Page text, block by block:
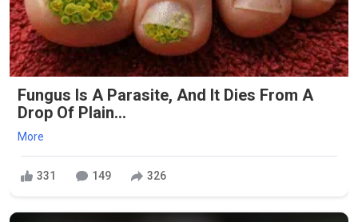
Fungus Is A Parasite, And It Dies From A
Drop Of Plain...
More
331 149 326